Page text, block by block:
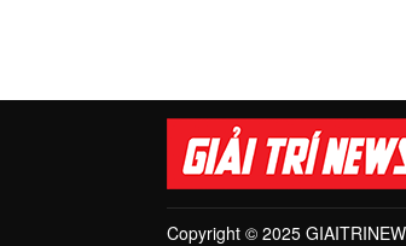
Copyright © 2025